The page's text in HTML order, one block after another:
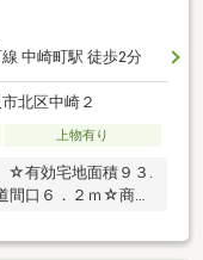
中崎町駅 徒歩2分
北区中崎２
上物有り
有効宅地面積９３.
口６．２ｍ☆商業